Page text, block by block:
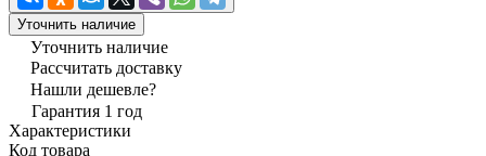
Уточнить наличие
Уточнить наличие
Рассчитать доставку
Нашли дешевле?
Гарантия 1 год
Характеристики
Код товара